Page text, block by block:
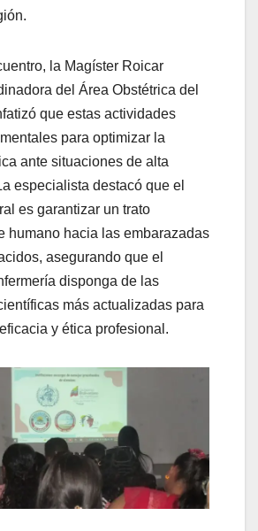
la Magíster Roicar
del Área Obstétrica del
que estas actividades
para optimizar la
ante situaciones de alta
especialista destacó que el
es garantizar un trato
humano hacia las embarazadas
asegurando que el
disponga de las
más actualizadas para
y ética profesional.